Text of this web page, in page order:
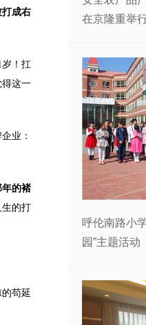
打成右
！扛
得这一
业：
年的褚
的打
苟延
在京隆重举
呼伦南路小
园”主题活动